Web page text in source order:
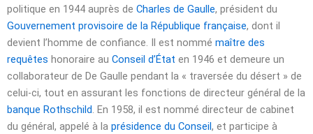
politique en 1944 auprès de Charles de Gaulle, président du
Gouvernement provisoire de la République française, dont il
devient l’homme de confiance. Il est nommé maître des
requêtes honoraire au Conseil d’État en 1946 et demeure un
collaborateur de De Gaulle pendant la « traversée du désert » de
celui-ci, tout en assurant les fonctions de directeur général de la
banque Rothschild. En 1958, il est nommé directeur de cabinet
du général, appelé à la présidence du Conseil , et participe à